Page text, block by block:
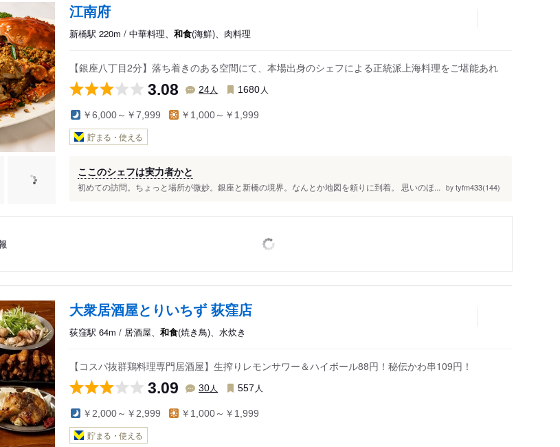
大塚・巣鴨・駒込・赤羽
両国・錦糸町・小岩
築地・湾岸・お台場
千住・綾瀬・葛飾
江南府
新橋駅 220m / 中華料理、 和食(海鮮)、肉料理
【銀座八丁目2分】落ち着きのある空間にて、本場出身のシェフによる正統派上海料理をご堪能あれ
3.08 24人 1680 人
￥6,000～￥7,999 ￥1,000～￥1,999
貯まる・使える
ここのシェフは実力者かと
初めての訪問。ちょっと場所が微妙。銀座と新橋の境界。なんとか地図を頼りに到着。 思いのほ... by tyfm433(144)
大衆居酒屋とりいちず 荻窪店
荻窪駅 64m / 居酒屋、 和食(焼き鳥)、水炊き
【コスパ抜群鶏料理専門居酒屋】生搾りレモンサワー＆ハイボール88円！秘伝かわ串109円！
3.09 30人 557 人
￥2,000～￥2,999 ￥1,000～￥1,999
貯まる・使える